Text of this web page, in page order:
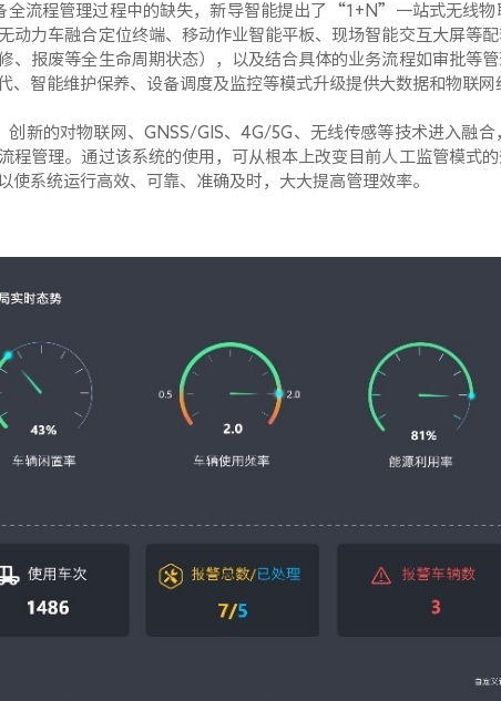
全流程管理过程中的缺失，新导智能提出了“1+N”一站式无线物
动力车融合定位终端、移动作业智能平板、现场智能交互大屏等
、报废等全生命周期状态），以及结合具体的业务流程如审批等
智能维护保养、设备调度及监控等模式升级提供大数据和物联网
新的对物联网、 GNSS/GIS、4G/5G 、无线传感等技术进入融合
程管理。通过该系统的使用，可从根本上改变目前人工监管模式
系统运行高效、可靠、准确及时，大大提高管理效率。